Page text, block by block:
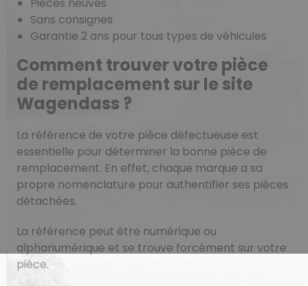
Pièces neuves
Sans consignes
Garantie 2 ans pour tous types de véhicules
Comment trouver votre pièce
de remplacement sur le site
Wagendass ?
La référence de votre pièce défectueuse est
essentielle pour déterminer la bonne pièce de
remplacement. En effet, chaque marque a sa
propre nomenclature pour authentifier ses pièces
détachées.
La référence peut être numérique ou
alphanumérique et se trouve forcément sur votre
pièce.